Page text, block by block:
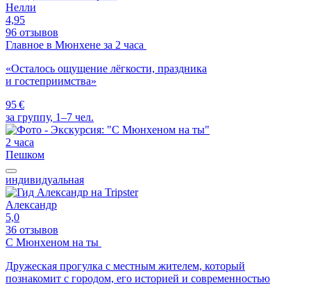
Нелли
4,95
96 отзывов
Главное в Мюнхене за 2 часа
«Осталось ощущение лёгкости, праздника
и гостеприимства»
95 €
за группу, 1–7 чел.
2 часа
Пешком
индивидуальная
Александр
5,0
36 отзывов
С Мюнхеном на ты
Дружеская прогулка с местным жителем, который
познакомит с городом, его историей и современностью